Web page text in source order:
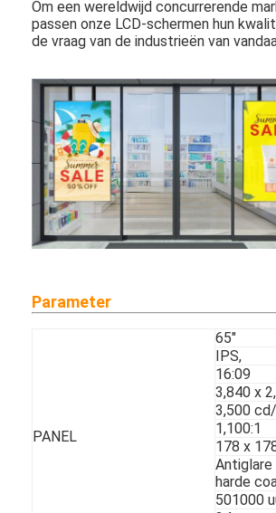
Openlucht Digitale Affiche
Uitgerekt LCD Comité
Om een wereldwijd concurrerende
passen onze LCD-schermen hun
de vraag van de industrieën van
Parameter
PANEL
65"
IPS,
16:09
3,840 x
3,500
1,100:1
178 x
Antiglare
harde
501000